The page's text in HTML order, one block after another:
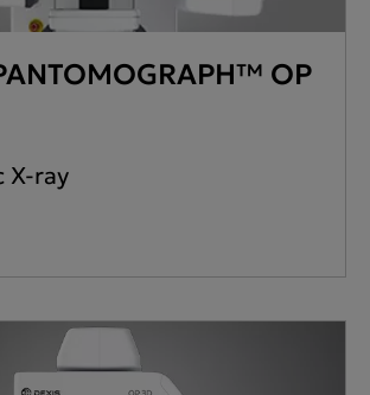
OP
X-ray